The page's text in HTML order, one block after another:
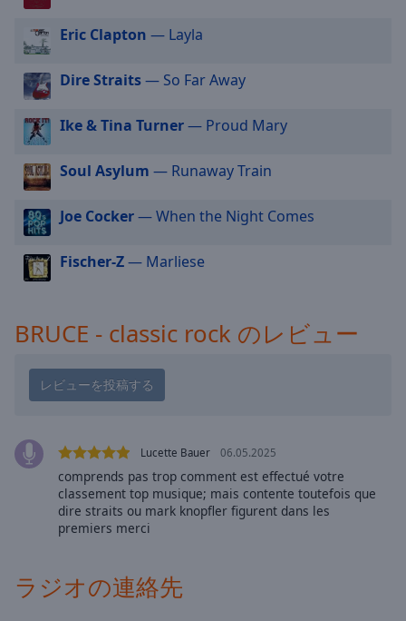
modal
window.
window.
Escape
cancel
and
close
Color
Background
Eric Clapton — Layla
Dire Straits— So Far Away
Ike & Tina Turner— Proud Mary
Soul Asylum — Runaway Train
Joe Cocker— When the Night Comes
Fischer-Z— Marliese
BRUCE - classic rock のレビュー
Lucette Bauer 06.05.2025
comprends pas trop comment est effectué votre
classement top musique; mais contente toutefois que
dire straits ou mark knopfler figurent dans les
premiers merci
ラジオの連絡先